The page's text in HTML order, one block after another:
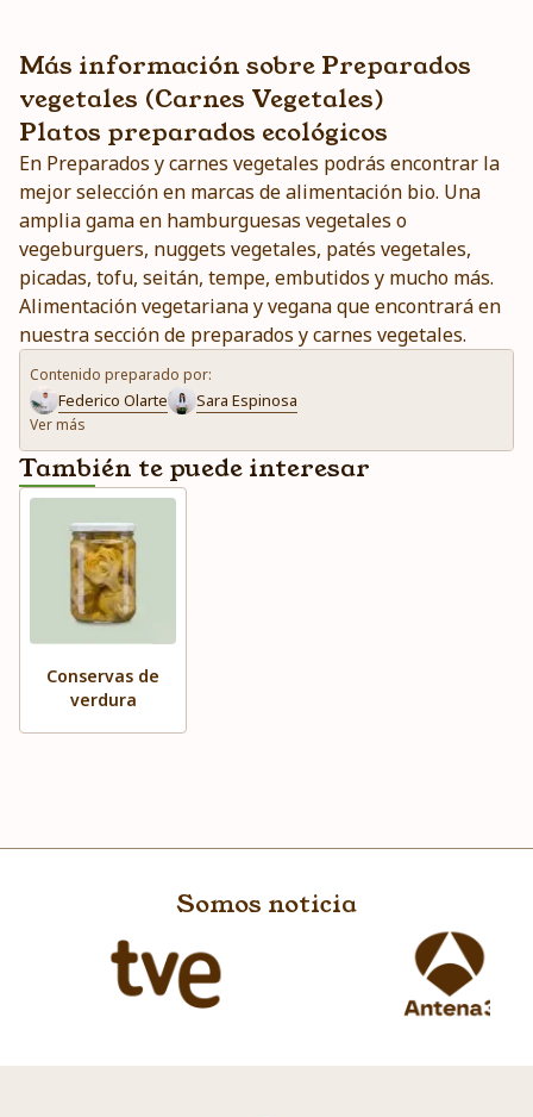
Más información sobre Preparados
vegetales (Carnes Vegetales)
Platos preparados ecológicos
En Preparados y carnes vegetales podrás encontrar la
mejor selección en marcas de alimentación bio. Una
amplia gama en hamburguesas vegetales o
vegeburguers, nuggets vegetales, patés vegetales,
picadas, tofu, seitán, tempe, embutidos y mucho más.
Alimentación vegetariana y vegana que encontrará en
nuestra sección de preparados y carnes vegetales.
Contenido preparado por:
Federico Olarte Sara Espinosa
Ver más
También te puede interesar
Conservas de
verdura
Somos noticia